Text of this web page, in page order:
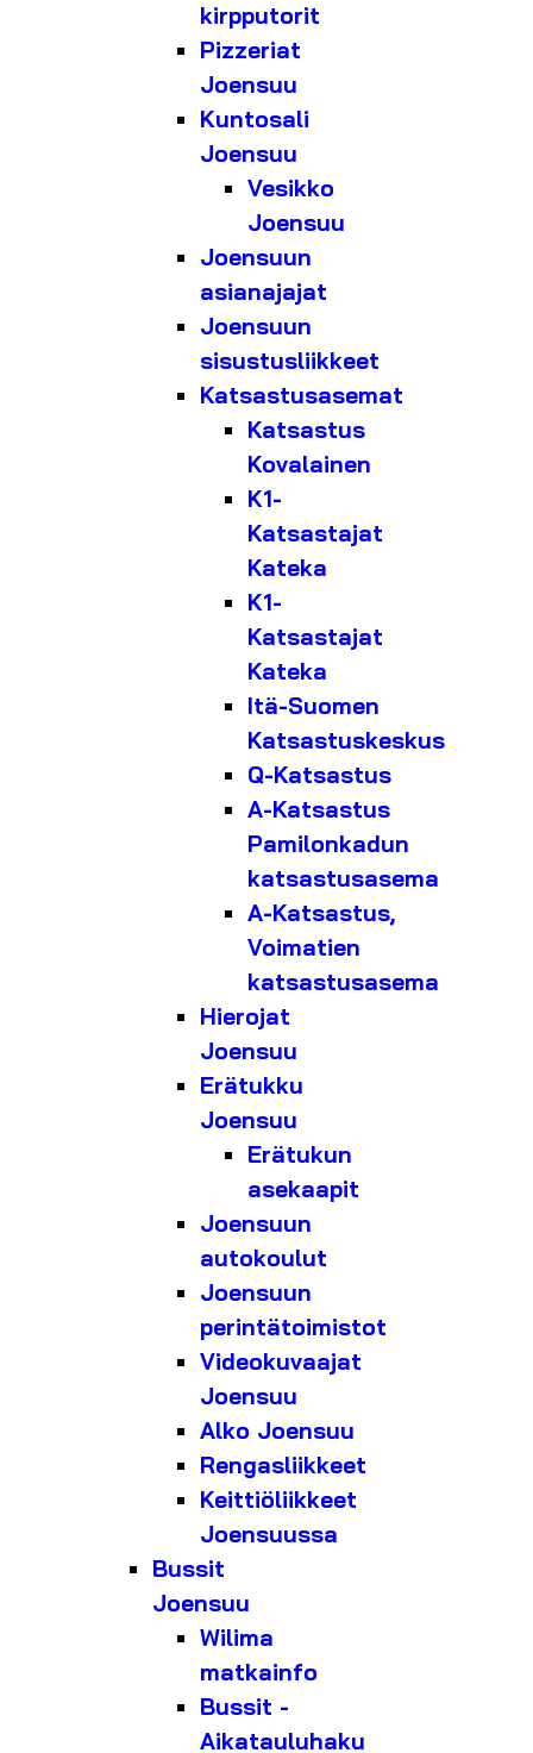
kirpputorit
Pizzeriat
Joensuu
Kuntosali
Joensuu
Vesikko
Joensuu
Joensuun
asianajajat
Joensuun
sisustusliikkeet
Katsastusasemat
Katsastus
Kovalainen
K1-
Katsastajat
Kateka
K1-
Katsastajat
Kateka
Itä-Suomen
Katsastuskeskus
Q-Katsastus
A-Katsastus
Pamilonkadun
katsastusasema
A-Katsastus,
Voimatien
katsastusasema
Hierojat
Joensuu
Erätukku
Joensuu
Erätukun
asekaapit
Joensuun
autokoulut
Joensuun
perintätoimistot
Videokuvaajat
Joensuu
Alko Joensuu
Rengasliikkeet
Keittiöliikkeet
Joensuussa
Bussit
Joensuu
Wilima
matkainfo
Bussit -
Aikatauluhaku